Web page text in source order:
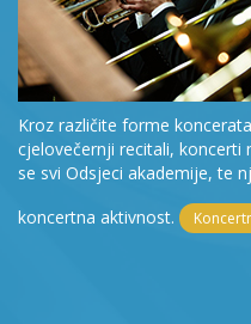
Kroz različite forme
cjelovečernji recitali,
se svi Odsjeci akademije, te
koncertna aktivnost.